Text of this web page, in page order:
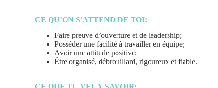
CE QU’ON S’ATTEND DE TOI:
Faire preuve d’ouverture et de leadership;
Posséder une facilité à travailler en équipe;
Avoir une attitude positive;
Être organisé, débrouillard, rigoureux et fiable.
CE QUE TU VEUX SAVOIR: